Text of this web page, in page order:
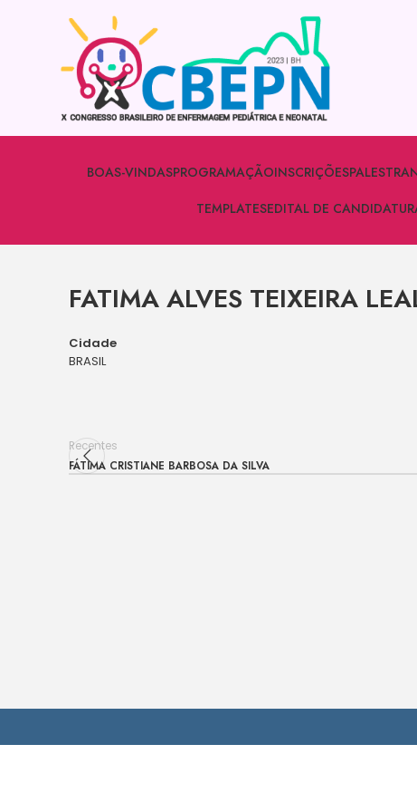
BOAS-VINDASPROGRAMAÇÃOINSCRIÇÕES
TEMPLATESEDITAL DE
FATIMA ALVES TEIXEIRA
Cidade
BRASIL
Recentes
FÁTIMA CRISTIANE BARBOSA DA SILVA